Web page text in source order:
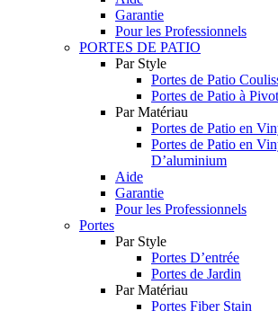
Garantie
Pour les Professionnels
PORTES DE PATIO
Par Style
Portes de Patio
Portes de Patio à Pivot
Par Matériau
Portes de Patio en
Portes de Patio en
D’aluminium
Aide
Garantie
Pour les Professionnels
Portes
Par Style
Portes D’entrée
Portes de Jardin
Par Matériau
Portes Fiber Stain